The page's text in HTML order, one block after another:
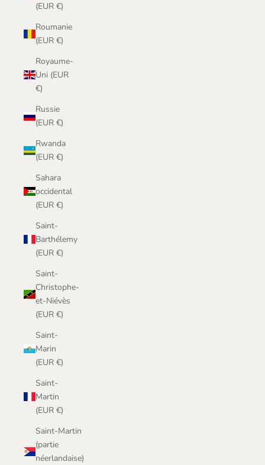
(EUR €)
Roumanie
(EUR €)
Royaume-
Uni (EUR
€)
Russie
(EUR €)
Rwanda
(EUR €)
Sahara
occidental
(EUR €)
Saint-
Barthélemy
(EUR €)
Saint-
Christophe-
et-Niévès
(EUR €)
Saint-
Marin
(EUR €)
Saint-
Martin
(EUR €)
Saint-Martin
(partie
néerlandaise)